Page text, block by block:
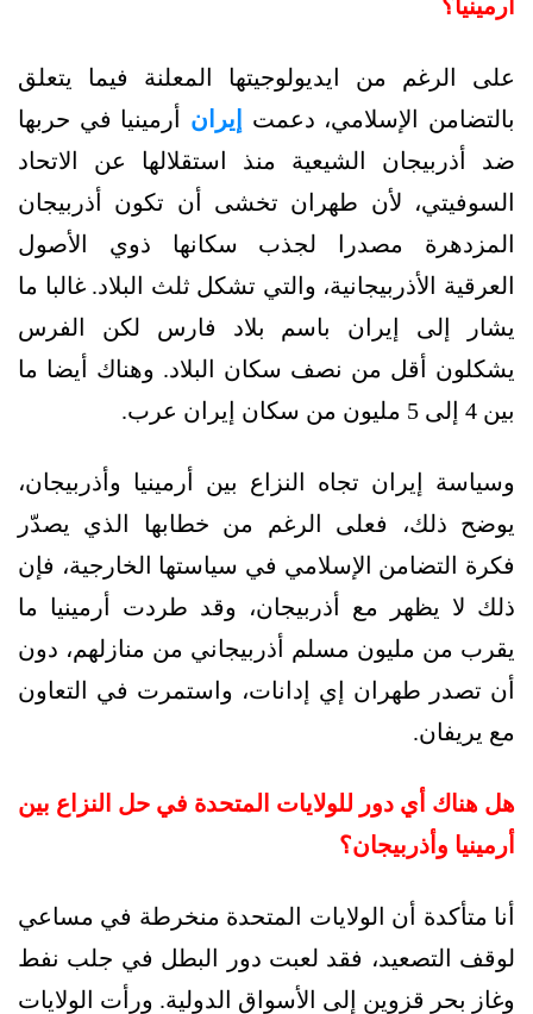
أرمينيا؟
على الرغم من ايديولوجيتها المعلنة فيما يتعلق
بالتضامن الإسلامي، دعمت
إيران
أرمينيا في حربها
ضد أذربيجان الشيعية منذ استقلالها عن الاتحاد
السوفيتي، لأن طهران تخشى أن تكون أذربيجان
المزدهرة مصدرا لجذب سكانها ذوي الأصول
العرقية الأذربيجانية، والتي تشكل ثلث البلاد. غالبا ما
يشار إلى إيران باسم بلاد فارس لكن الفرس
يشكلون أقل من نصف سكان البلاد. وهناك أيضا ما
بين 4 إلى 5 مليون من سكان إيران عرب.
وسياسة إيران تجاه النزاع بين أرمينيا وأذربيجان،
يوضح ذلك، فعلى الرغم من خطابها الذي يصدّر
فكرة التضامن الإسلامي في سياستها الخارجية، فإن
ذلك لا يظهر مع أذربيجان، وقد طردت أرمينيا ما
يقرب من مليون مسلم أذربيجاني من منازلهم، دون
أن تصدر طهران إي إدانات، واستمرت في التعاون
مع يريفان.
هل هناك أي دور للولايات المتحدة في حل النزاع بين
أرمينيا وأذربيجان؟
أنا متأكدة أن الولايات المتحدة منخرطة في مساعي
لوقف التصعيد، فقد لعبت دور البطل في جلب نفط
وغاز بحر قزوين إلى الأسواق الدولية. ورأت الولايات